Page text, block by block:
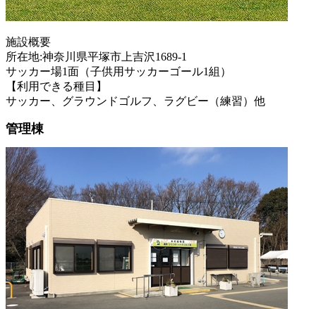
施設概要
所在地:神奈川県平塚市上吉沢1689-1
サッカー場1面（子供用サッカーゴール1組）
【利用できる種目】
サッカー、グラウンドゴルフ、ラグビー（練習）他
管理棟